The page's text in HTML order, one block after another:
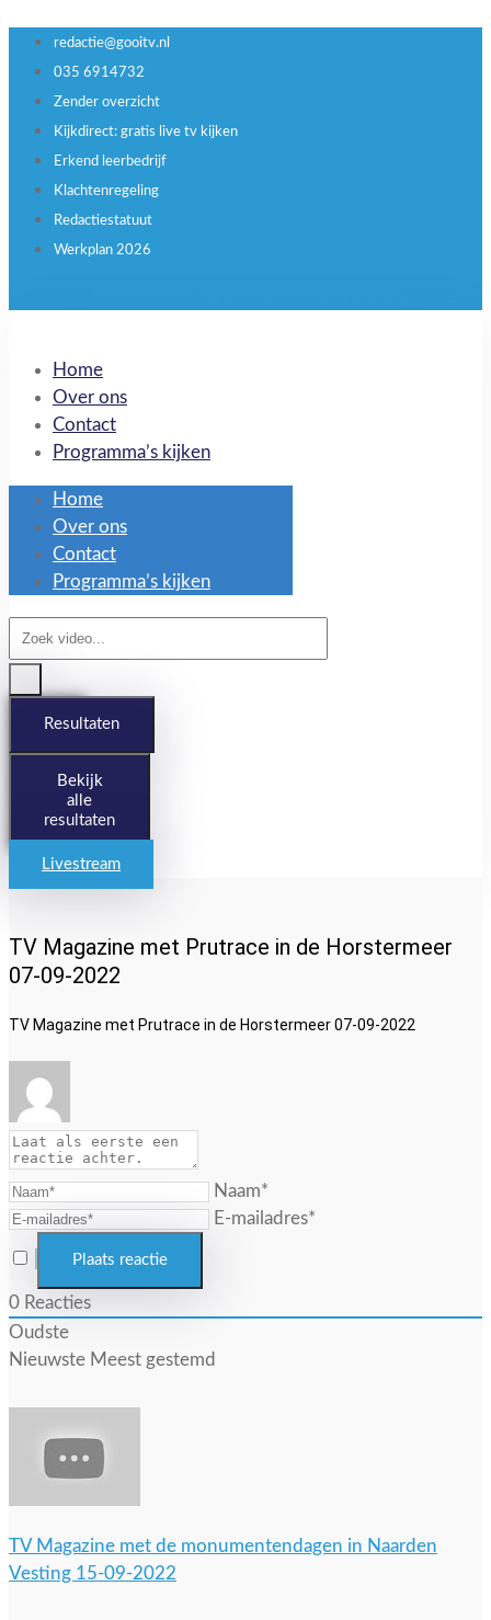
redactie@gooitv.nl
035 6914732
Zender overzicht
Kijkdirect: gratis live tv kijken
Erkend leerbedrijf
Klachtenregeling
Redactiestatuut
Werkplan 2026
Home
Over ons
Contact
Programma’s kijken
Home
Over ons
Contact
Programma’s kijken
Search
...
Resultaten
Bekijk
alle
resultaten
Livestream
TV Magazine met Prutrace in de Horstermeer
07-09-2022
TV Magazine met Prutrace in de Horstermeer 07-09-2022
Naam*
E-mailadres*
0 Reacties
Oudste
Nieuwste Meest gestemd
TV Magazine met de monumentendagen in Naarden
Vesting 15-09-2022